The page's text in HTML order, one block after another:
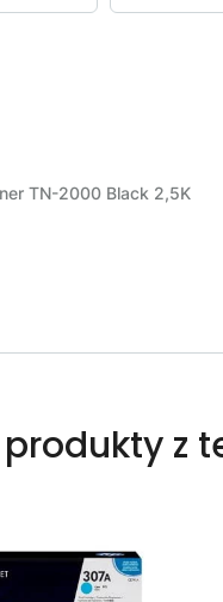
TN-2000 Black 2,5K
z